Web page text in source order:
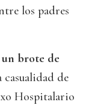
los padres
brote de
de
Hospitalario